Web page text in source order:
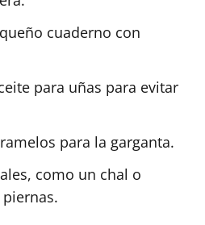
cuaderno con
para uñas para evitar
para la garganta.
como un chal o